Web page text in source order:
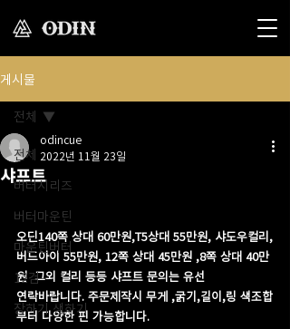
게시물
전체
버터시리즈
버터마운틴
마운틴버터
12검
장하기 생하기
전체
샤프트
odincue
2022년 11월 23일
오딘140쪽 상대 60만원,T5상대 55만원, 샤도우컬리,
버드아이 55만원, 12쪽 상대 45만원 ,8쪽 상대 40만
원  그외 컬리 등등 샤프트 문의는 유선
연락바랍니다. 주문제작시 무게 ,굵기,길이,링 색조합
부터 다양한 핀 가능합니다.